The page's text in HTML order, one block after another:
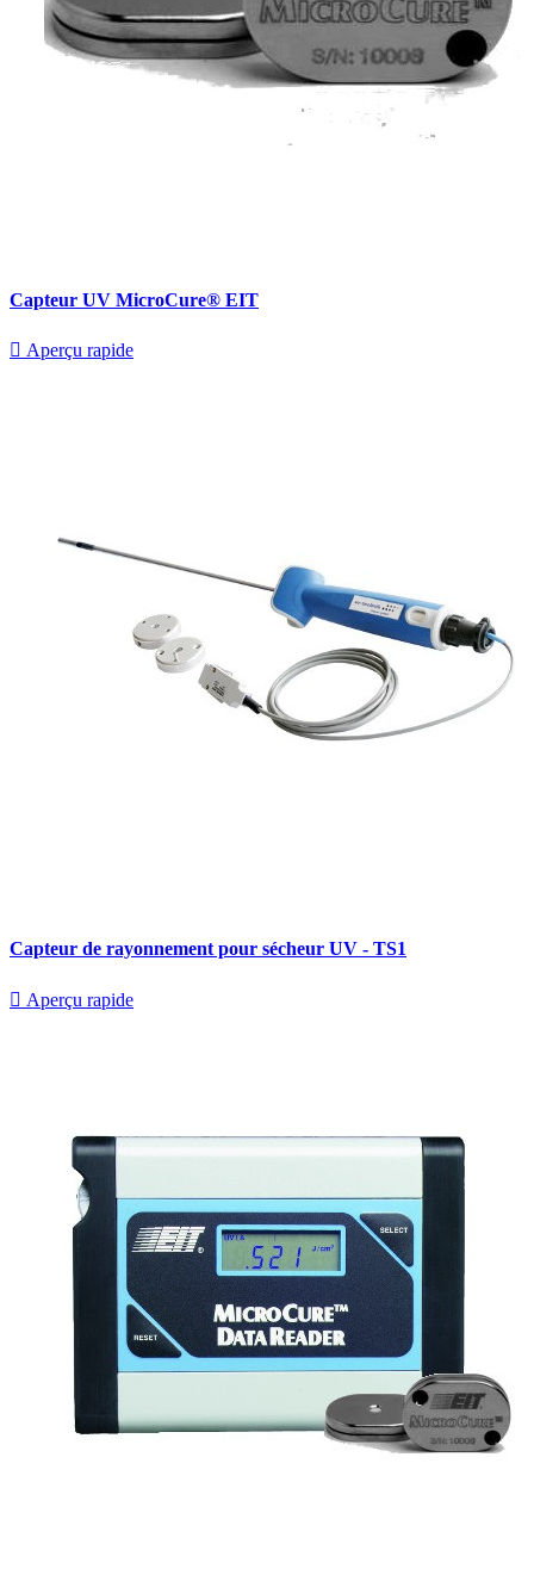
Capteur UV MicroCure® EIT
 Aperçu rapide
Capteur de rayonnement pour sécheur UV - TS1
 Aperçu rapide